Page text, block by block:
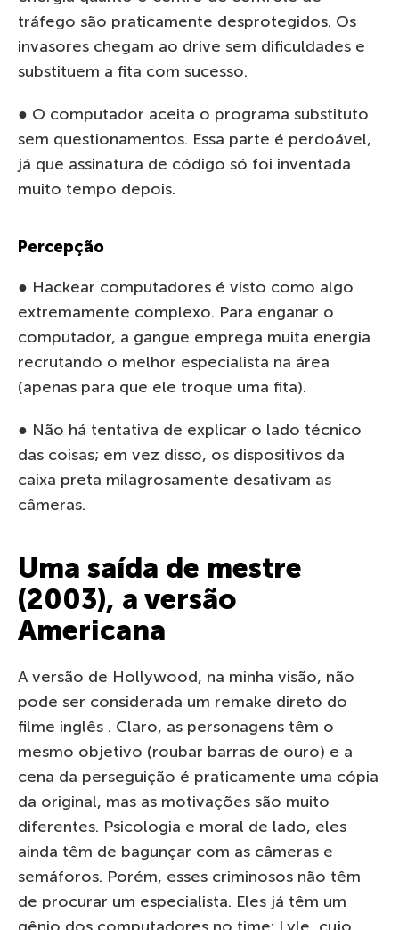
tráfego são praticamente desprotegidos. Os
invasores chegam ao drive sem dificuldades e
substituem a fita com sucesso.
● O computador aceita o programa substituto
sem questionamentos. Essa parte é perdoável,
já que assinatura de código só foi inventada
muito tempo depois.
Percepção
● Hackear computadores é visto como algo
extremamente complexo. Para enganar o
computador, a gangue emprega muita energia
recrutando o melhor especialista na área
(apenas para que ele troque uma fita).
● Não há tentativa de explicar o lado técnico
das coisas; em vez disso, os dispositivos da
caixa preta milagrosamente desativam as
câmeras.
Uma saída de mestre
(2003), a versão
Americana
A versão de Hollywood, na minha visão, não
pode ser considerada um remake direto do
filme inglês . Claro, as personagens têm o
mesmo objetivo (roubar barras de ouro) e a
cena da perseguição é praticamente uma cópia
da original, mas as motivações são muito
diferentes. Psicologia e moral de lado, eles
ainda têm de bagunçar com as câmeras e
semáforos. Porém, esses criminosos não têm
de procurar um especialista. Eles já têm um
gênio dos computadores no time: Lyle, cujo